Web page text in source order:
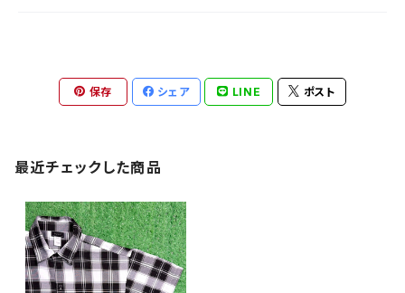
保存 シェア LINE ポスト
最近チェックした商品